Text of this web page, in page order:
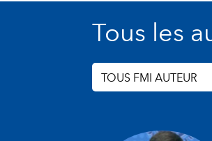
Tous les
TOUS FMI AUTEUR